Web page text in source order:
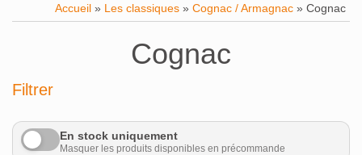
Accueil » Les classiques » Cognac / Armagnac » Cognac
Cognac
Filtrer
En stock uniquement
Masquer les produits disponibles en précommande